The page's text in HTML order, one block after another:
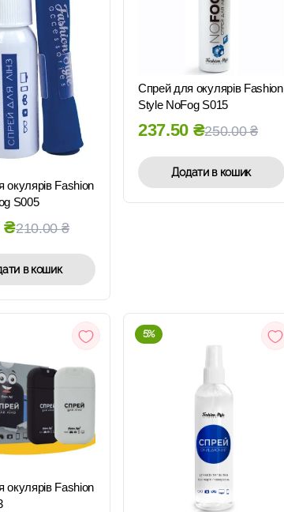
ШВИДКИЙ
ПЕРЕГЛЯД
окулярів Fashion
S005
210.00₴
₴
в кошик
ШВИДКИЙ
ПЕРЕГЛЯД
Спрей для окулярів Fashion
Style NoFog S015
250.00₴
237.50 ₴
Додати в кошик
ШВИДКИЙ
окулярів Fashion
5%
ШВИДКИЙ